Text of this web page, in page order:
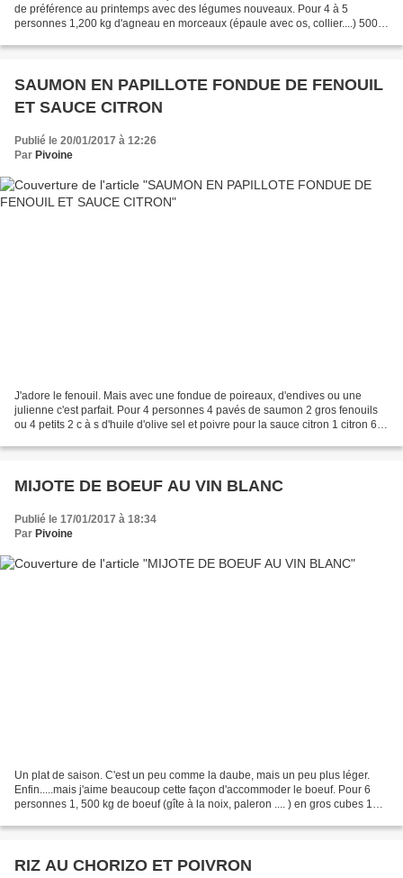
de préférence au printemps avec des légumes nouveaux. Pour 4 à 5
personnes 1,200 kg d'agneau en morceaux (épaule avec os, collier....) 500 g
SAUMON EN PAPILLOTE FONDUE DE FENOUIL
ET SAUCE CITRON
Publié le 20/01/2017 à 12:26
Par Pivoine
J'adore le fenouil. Mais avec une fondue de poireaux, d'endives ou une
julienne c'est parfait. Pour 4 personnes 4 pavés de saumon 2 gros fenouils
ou 4 petits 2 c à s d'huile d'olive sel et poivre pour la sauce citron 1 citron 60
MIJOTE DE BOEUF AU VIN BLANC
Publié le 17/01/2017 à 18:34
Par Pivoine
Un plat de saison. C'est un peu comme la daube, mais un peu plus léger.
Enfin.....mais j'aime beaucoup cette façon d'accommoder le boeuf. Pour 6
personnes 1, 500 kg de boeuf (gîte à la noix, paleron .... ) en gros cubes 150
RIZ AU CHORIZO ET POIVRON